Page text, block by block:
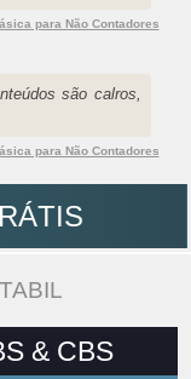
para Não Contadores
são calros,
para Não Contadores
& CBS